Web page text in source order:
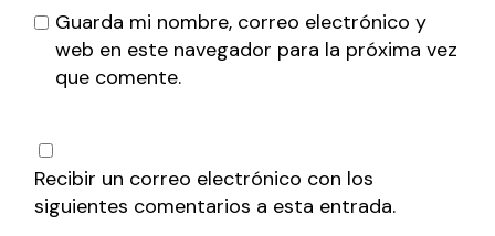
Guarda mi nombre, correo electrónico y
web en este navegador para la próxima vez
que comente.
Recibir un correo electrónico con los
siguientes comentarios a esta entrada.